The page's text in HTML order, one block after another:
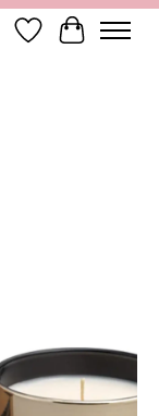
Liste de souhaits
Panier